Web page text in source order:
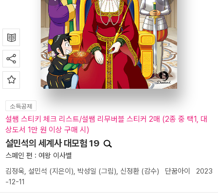
소득공제
설쌤 스티키 체크 리스트/설쌤 리무버블 스티커 2매 (2종 중 택1, 대
상도서 1만 원 이상 구매 시)
설민석의 세계사 대모험 19
스페인 편 : 여왕 이사벨
김정욱, 설민석 (지은이), 박성일 (그림), 신정환 (감수) 단꿈아이
2023
-12-11